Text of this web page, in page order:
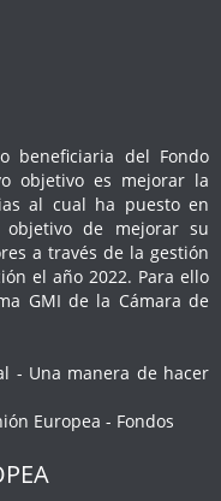
beneficiaria del Fondo
objetivo es mejorar la
al cual ha puesto en
de mejorar su
a través de la gestión
el año 2022. Para ello
GMI de la Cámara de
- Una manera de hacer